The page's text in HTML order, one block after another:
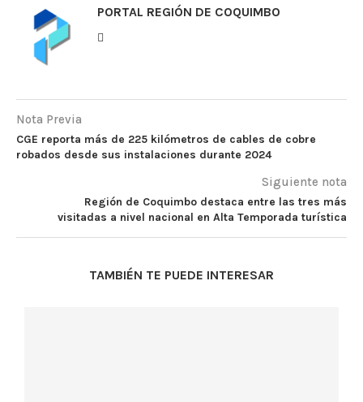
PORTAL REGIÓN DE COQUIMBO
Nota Previa
CGE reporta más de 225 kilómetros de cables de cobre
robados desde sus instalaciones durante 2024
Siguiente nota
Región de Coquimbo destaca entre las tres más
visitadas a nivel nacional en Alta Temporada turística
TAMBIÉN TE PUEDE INTERESAR